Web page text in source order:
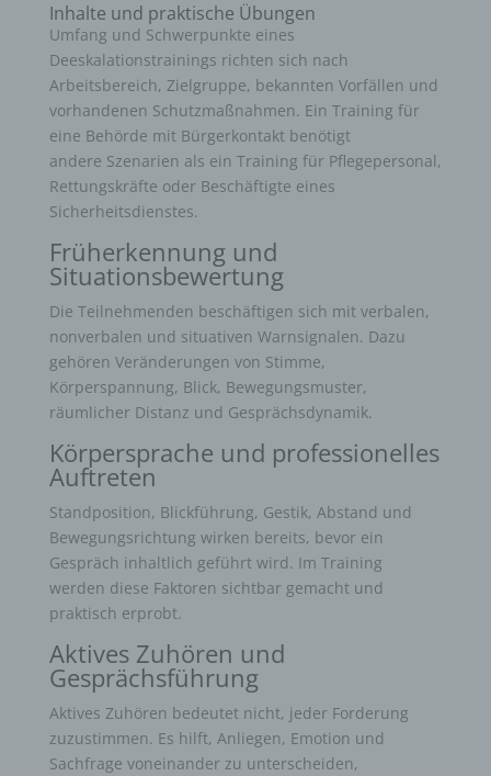
Inhalte und praktische Übungen
Umfang und Schwerpunkte eines
Deeskalationstrainings richten sich nach
Arbeitsbereich, Zielgruppe, bekannten Vorfällen und
vorhandenen Schutzmaßnahmen. Ein Training für
eine Behörde mit Bürgerkontakt benötigt
andere Szenarien als ein Training für Pflegepersonal,
Rettungskräfte oder Beschäftigte eines
Sicherheitsdienstes.
Früherkennung und
Situationsbewertung
Die Teilnehmenden beschäftigen sich mit verbalen,
nonverbalen und situativen Warnsignalen. Dazu
gehören Veränderungen von Stimme,
Körperspannung, Blick, Bewegungsmuster,
räumlicher Distanz und Gesprächsdynamik.
Körpersprache und professionelles
Auftreten
Standposition, Blickführung, Gestik, Abstand und
Bewegungsrichtung wirken bereits, bevor ein
Gespräch inhaltlich geführt wird. Im Training
werden diese Faktoren sichtbar gemacht und
praktisch erprobt.
Aktives Zuhören und
Gesprächsführung
Aktives Zuhören bedeutet nicht, jeder Forderung
zuzustimmen. Es hilft, Anliegen, Emotion und
Sachfrage voneinander zu unterscheiden,